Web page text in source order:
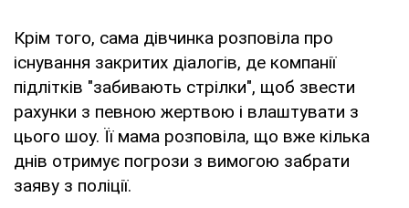
Крім того, сама дівчинка розповіла про
існування закритих діалогів, де компанії
підлітків "забивають стрілки", щоб звести
рахунки з певною жертвою і влаштувати з
цього шоу. Її мама розповіла, що вже кілька
днів отримує погрози з вимогою забрати
заяву з поліції.